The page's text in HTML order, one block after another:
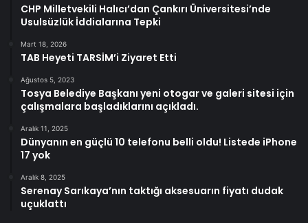
CHP Milletvekili Halıcı’dan Çankırı Üniversitesi’nde
Usulsüzlük İddialarına Tepki
Mart 18, 2026
TAB Heyeti TARSİM’i Ziyaret Etti
Ağustos 5, 2023
Tosya Belediye Başkanı yeni otogar ve galeri sitesi için
çalışmalara başladıklarını açıkladı.
Aralık 11, 2025
Dünyanın en güçlü 10 telefonu belli oldu! Listede iPhone
17 yok
Aralık 8, 2025
Serenay Sarıkaya’nın taktığı aksesuarın fiyatı dudak
uçuklattı